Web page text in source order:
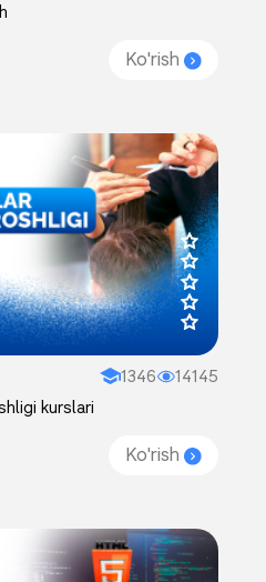
Ko'rish
1346
14145
kurslari
Ko'rish